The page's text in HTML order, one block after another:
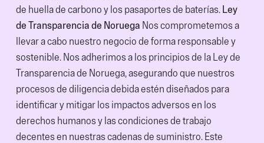
de huella de carbono y los pasaportes de baterías.Ley
de Transparencia de Noruega Nos comprometemos a
llevar a cabo nuestro negocio de forma responsable y
sostenible. Nos adherimos a los principios de la Ley de
Transparencia de Noruega, asegurando que nuestros
procesos de diligencia debida estén diseñados para
identificar y mitigar los impactos adversos en los
derechos humanos y las condiciones de trabajo
decentes en nuestras cadenas de suministro. Este